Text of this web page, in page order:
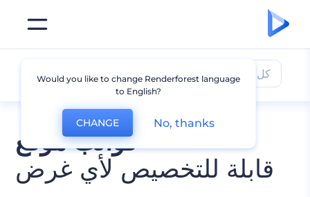
قوالب موقع
قابلة للتخصيص لأي غرض
كل القوالبWould you like to change Renderforest language
to English?
CHANGE No, thanks